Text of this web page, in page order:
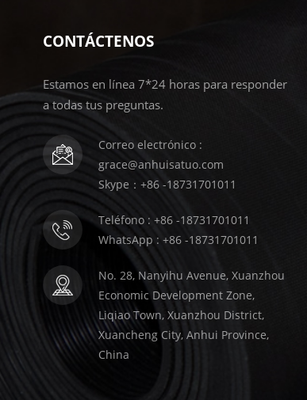
CONTÁCTENOS
Estamos en línea 7*24 horas para responder
a todas tus preguntas.
Correo electrónico :
grace@anhuisatuo.com
Skype：+86 -18731701011
Teléfono : +86 -18731701011
WhatsApp : +86 -18731701011
No. 28, Nanyihu Avenue, Xuanzhou
Economic Development Zone,
Liqiao Town, Xuanzhou District,
Xuancheng City, Anhui Province,
China